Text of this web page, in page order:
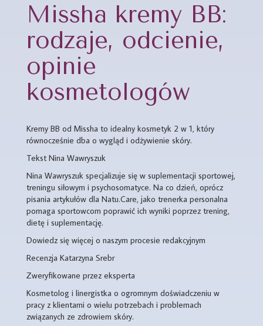
Missha kremy BB:
rodzaje, odcienie,
opinie
kosmetologów
Kremy BB od Missha to idealny kosmetyk 2 w 1, który
równocześnie dba o wygląd i odżywienie skóry.
Tekst Nina Wawryszuk
Nina Wawryszuk specjalizuje się w suplementacji sportowej,
treningu siłowym i psychosomatyce. Na co dzień, oprócz
pisania artykułów dla Natu.Care, jako trenerka personalna
pomaga sportowcom poprawić ich wyniki poprzez trening,
dietę i suplementację.
Dowiedz się więcej o naszym procesie redakcyjnym
Recenzja Katarzyna Srebr
Zweryfikowane przez eksperta
Kosmetolog i linergistka o ogromnym doświadczeniu w
pracy z klientami o wielu potrzebach i problemach
związanych ze zdrowiem skóry.